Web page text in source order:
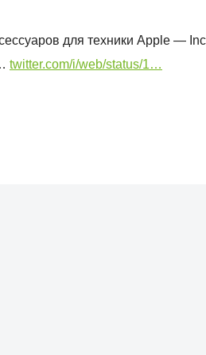
для техники Apple —
twitter.com/i/web/status/1…